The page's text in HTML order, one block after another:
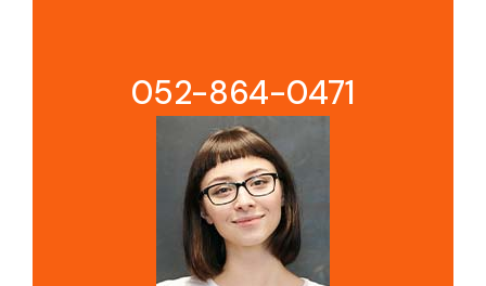
052-864-0471